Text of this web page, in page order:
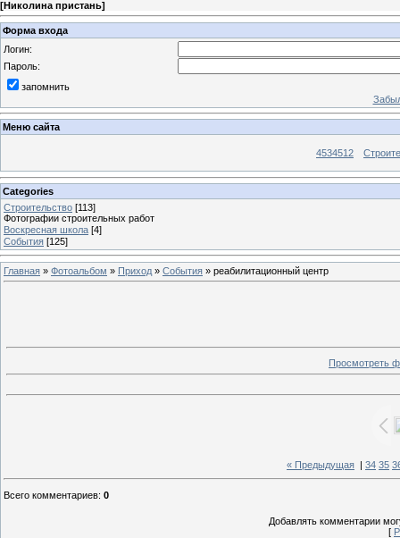
[Николина пристань]
Форма входа
Логин:
Пароль:
запомнить
Меню сайта
4534512
Categories
Строительство [113]
Фотографии строительных работ
Воскресная школа [4]
События [125]
Главная » Фотоальбом » Приход » События » реабилитационный центр
Просмотреть
« Предыдущая 34 35
Всего комментариев: 0
Добавлять комментарии
[